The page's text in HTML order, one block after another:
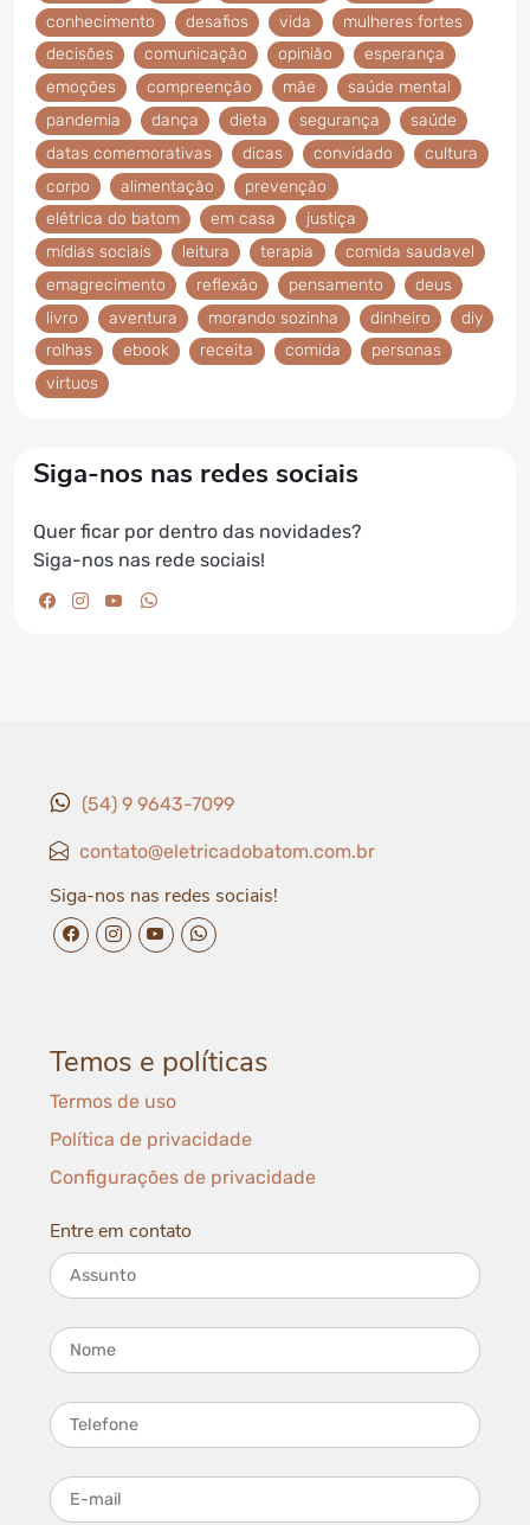
conhecimento
desafios vida
mulheres fortes
decisões
comunicação opinião
esperança
emoções
compreenção mãe
saúde mental
pandemia
dança dieta segurança
saúde
datas comemorativas
dicas convidado
cultura
corpo
alimentação
prevenção
elétrica do batom
em casa
justiça
mídias sociais
leitura terapia
comida saudavel
emagrecimento
reflexão pensamento
deus
livro
aventura morando sozinha dinheiro
diy
rolhas
ebook receita comida
personas
virtuos
Siga-nos nas redes sociais
Quer ficar por dentro das novidades?
Siga-nos nas rede sociais!
facebook da Elétrica do Batom
instagram da Elétrica do Batom
youtube da Elétrica do Batom
(54) 9 9643-7099
contato@eletricadobatom.com.br
Siga-nos nas redes sociais!
facebook da Elétrica do Batom
instagram da Elétrica do Batom
youtube da Elétrica do Batom
whatsapp da Elétrica do Batom
Temos e políticas
Termos de uso
Política de privacidade
Configurações de privacidade
Entre em contato
Assunto
Nome
Telefone
E-mail